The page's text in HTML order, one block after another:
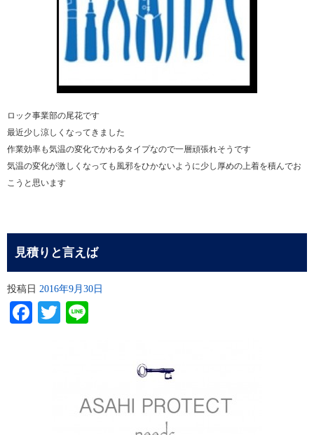
ロック事業部の尾花です
最近少し涼しくなってきました
作業効率も気温の変化でかわるタイプなので一層頑張れそうです
気温の変化が激しくなっても風邪をひかないように少し厚めの上着を積んでお
こうと思います
見積りと言えば
投稿日 2016年9月30日
Facebook
Twitter